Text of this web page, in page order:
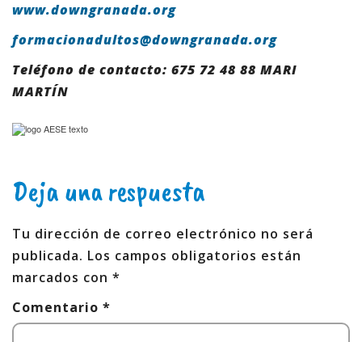
www.downgranada.org
formacionadultos@downgranada.org
Teléfono de contacto: 675 72 48 88 MARI
MARTÍN
Deja una respuesta
Tu dirección de correo electrónico no será
publicada. Los campos obligatorios están
marcados con *
Comentario *